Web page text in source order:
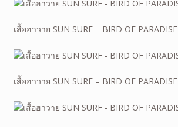
เสื้อฮาวาย SUN SURF – BIRD OF PARADISE
เสื้อฮาวาย SUN SURF – BIRD OF PARADISE